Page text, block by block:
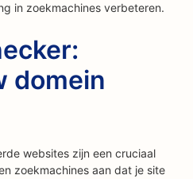
in zoekmachines verbeteren.
domein
websites zijn een cruciaal
zoekmachines aan dat je site